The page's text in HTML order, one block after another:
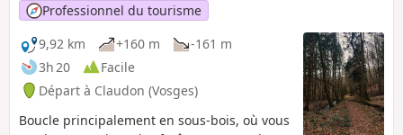
Professionnel du tourisme
9,92 km
+160 m
-161 m
3h 20
Facile
Départ à Claudon (Vosges)
Boucle principalement en sous-bois, où vous